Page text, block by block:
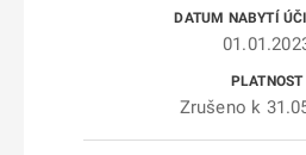
Zrušeno k